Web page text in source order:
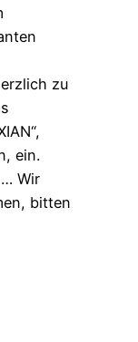
zu
ein.
Wir
bitten